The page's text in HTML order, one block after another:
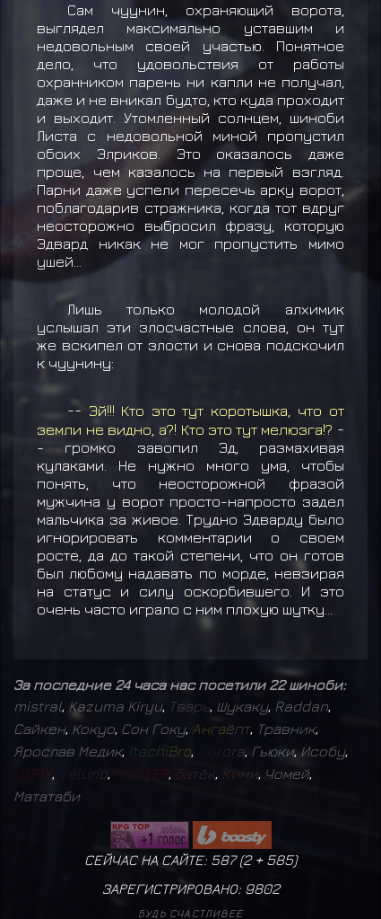
Сам чуунин, охраняющий ворота,
выглядел максимально уставшим и
недовольным своей участью. Понятное
дело, что удовольствия от работы
охранником парень ни капли не получал,
даже и не вникал будто, кто куда проходит
и выходит. Утомленный солнцем, шиноби
Листа с недовольной миной пропустил
обоих Элриков. Это оказалось даже
проще, чем казалось на первый взгляд.
Парни даже успели пересечь арку ворот,
поблагодарив стражника, когда тот вдруг
неосторожно выбросил фразу, которую
Эдвард никак не мог пропустить мимо
ушей...
Лишь только молодой алхимик
услышал эти злосчастные слова, он тут
же вскипел от злости и снова подскочил
к чуунину:
-- Эй!!! Кто это тут коротышка, что от
земли не видно, а?! Кто это тут мелюзга!? -
- громко завопил Эд, размахивая
кулаками. Не нужно много ума, чтобы
понять, что неосторожной фразой
мужчина у ворот просто-напросто задел
мальчика за живое. Трудно Эдварду было
игнорировать комментарии о своем
росте, да до такой степени, что он готов
был любому надавать по морде, невзирая
на статус и силу оскорбившего. И это
очень часто играло с ним плохую шутку...
За последние 24 часа нас посетили 22 шиноби:
mistral Kazuma Kiryu, Тварь Шукаку, Raddan
Сайкен, Кокуо Сон Гоку, Ангаёпт, Травник,
Ярослав Медик, ItachiBro orora Гьюки, Исобу,
DEFIX, urio F OSTER, Батёк, Кими Чомей,
Мататаби
СЕЙЧАС НА САЙТЕ: 587 (2+ 585)
ЗАРЕГИСТРИРОВАНО: 9802
БУДЬ СЧАСТЛИВЕЕ